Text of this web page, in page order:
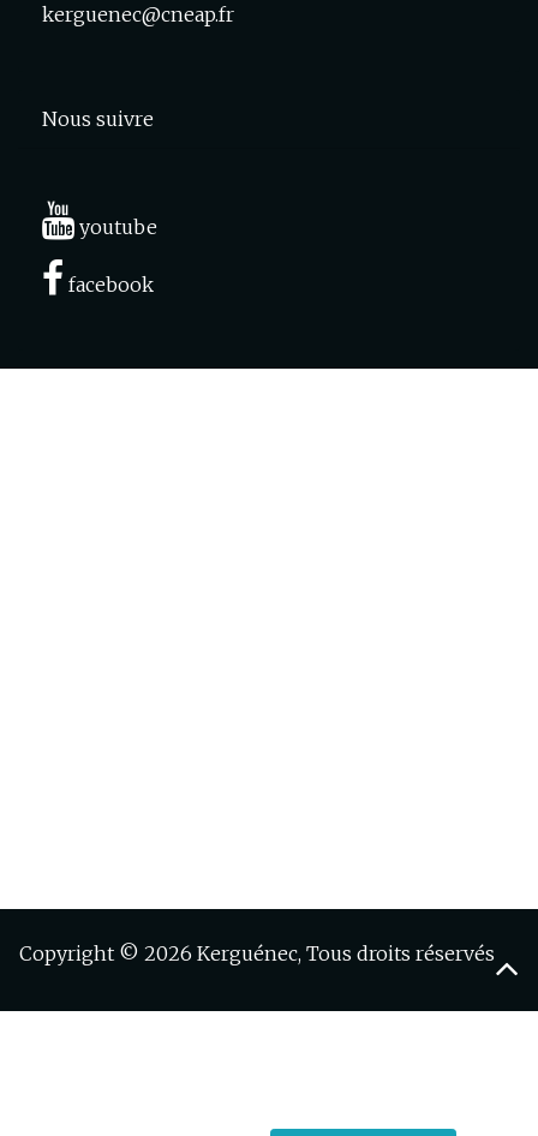
kerguenec@cneap.fr
Nous suivre
youtube
facebook
Copyright © 2026 Kerguénec, Tous droits réservés